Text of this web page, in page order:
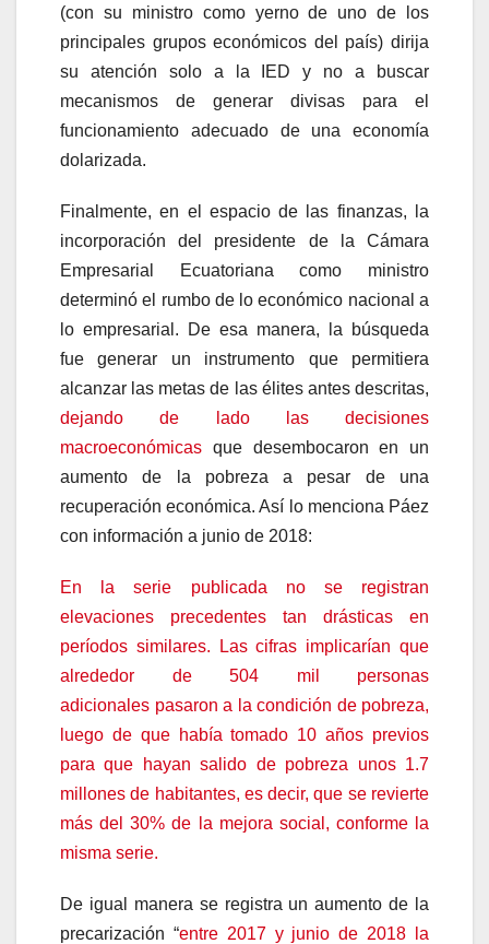
(con su ministro como yerno de uno de los
principales grupos económicos del país) dirija
su atención solo a la IED y no a buscar
mecanismos de generar divisas para el
funcionamiento adecuado de una economía
dolarizada.
Finalmente, en el espacio de las finanzas, la
incorporación del presidente de la Cámara
Empresarial Ecuatoriana como ministro
determinó el rumbo de lo económico nacional a
lo empresarial. De esa manera, la búsqueda
fue generar un instrumento que permitiera
alcanzar las metas de las élites antes descritas,
dejando de lado las decisiones
macroeconómicas que desembocaron en un
aumento de la pobreza a pesar de una
recuperación económica. Así lo menciona Páez
con información a junio de 2018:
En la serie publicada no se registran
elevaciones precedentes tan drásticas en
períodos similares. Las cifras implicarían que
alrededor de 504 mil personas
adicionales pasaron a la condición de pobreza,
luego de que había tomado 10 años previos
para que hayan salido de pobreza unos 1.7
millones de habitantes, es decir, que se revierte
más del 30% de la mejora social, conforme la
misma serie.
De igual manera se registra un aumento de la
precarización “entre 2017 y junio de 2018 la